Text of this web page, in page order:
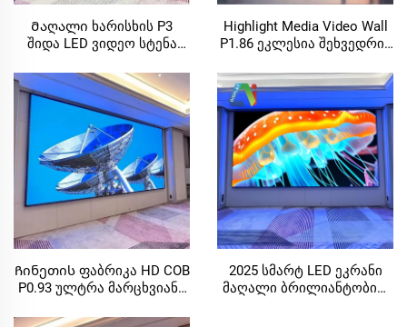
Მაღალი ხარისხის P3
შიდა LED ვიდეო სტენა
ეკრანი ტანაბანისა და
კონფერენციის
საათებისთვის
გამოსახულების ჰალი LED
ეკრანი
Highlight Media Video Wall
P1.86 ეკლესია შეხვედრის
ფიქსირებული LED
ეკრანის კაბინეტი
640X480mm
პერსონალიზებული ზომა
LED სტენდის პანელი
Ჩინეთის ფაბრიკა HD COB
P0.93 ულტრა მარცხვიანი
ფიქსირებული ვიდეო
2025 სმარტ LED ეკრანი
მაღალი ბრილიანტობით